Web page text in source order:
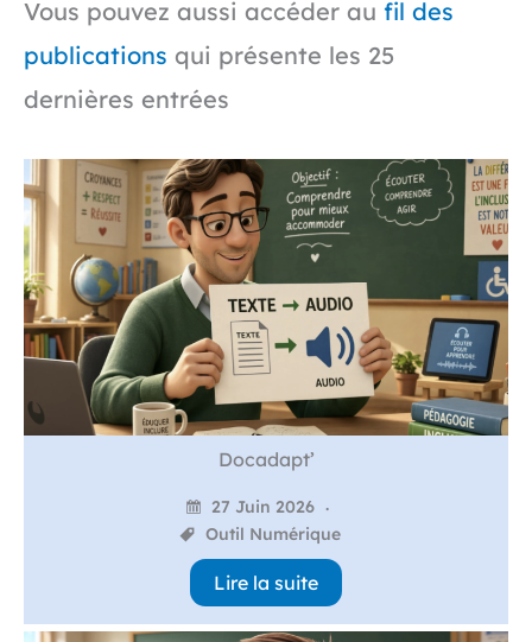
Vous pouvez aussi accéder au fil des
publications qui présente les 25
dernières entrées
Docadapt’
27 Juin 2026
Outil Numérique
Lire la suite